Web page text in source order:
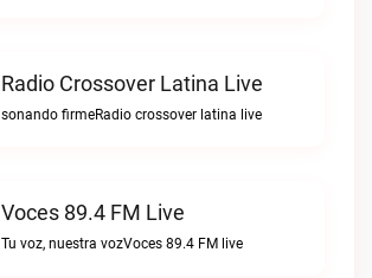
Radio Crossover Latina Live
sonando firmeRadio crossover latina live
Voces 89.4 FM Live
Tu voz, nuestra vozVoces 89.4 FM live